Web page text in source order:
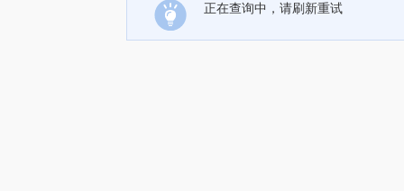
正在查询中，请刷新重试